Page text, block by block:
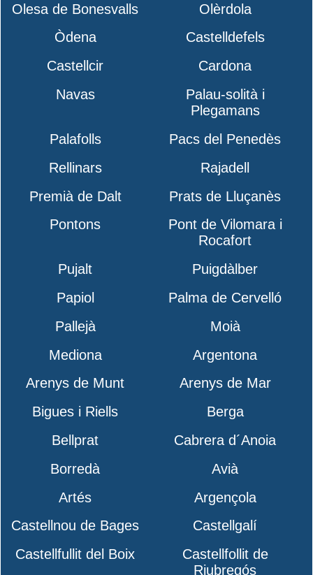
Olesa de Bonesvalls
Olèrdola
Òdena
Castelldefels
Castellcir
Cardona
Navas
Palau-solità i
Plegamans
Palafolls
Pacs del Penedès
Rellinars
Rajadell
Premià de Dalt
Prats de Lluçanès
Pontons
Pont de Vilomara i
Rocafort
Pujalt
Puigdàlber
Papiol
Palma de Cervelló
Pallejà
Moià
Mediona
Argentona
Arenys de Munt
Arenys de Mar
Bigues i Riells
Berga
Bellprat
Cabrera d´Anoia
Borredà
Avià
Artés
Argençola
Castellnou de Bages
Castellgalí
Castellfullit del Boix
Castellfollit de
Riubregós